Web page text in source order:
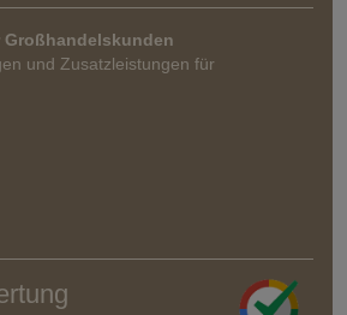
und Zusatzleistungen für